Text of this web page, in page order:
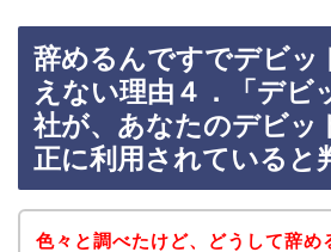
辞めるんですでデビッ
えない理由４．「デビ
社が、あなたのデビッ
正に利用されていると
色々と調べたけど、どうして辞め